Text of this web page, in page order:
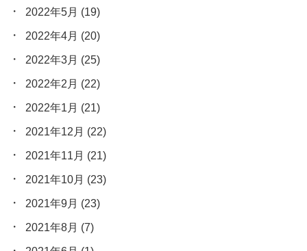
2022年5月 (19)
2022年4月 (20)
2022年3月 (25)
2022年2月 (22)
2022年1月 (21)
2021年12月 (22)
2021年11月 (21)
2021年10月 (23)
2021年9月 (23)
2021年8月 (7)